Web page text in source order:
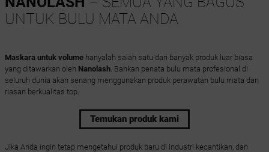
UNTUK BULU MATA ANDA
Maskara untuk volumehanyalah salah satu dari banyak produk luar biasa
yang ditawarkan oleh Nanolash. Bahkan penata bulu mata profesional di
seluruh dunia akan senang menggunakan produk perawatan bulu mata dan
riasan berkualitas top.
Temukan produk kami
Jika Anda ingin tetap mengetahui produk baru di industri kecantikan, dan